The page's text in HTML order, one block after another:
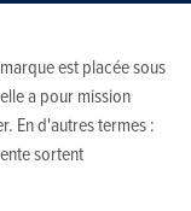
est placée sous
a pour mission
En d'autres termes :
sortent